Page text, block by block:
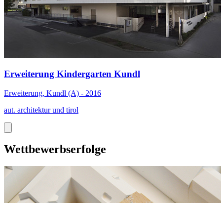
Erweiterung Kindergarten Kundl
Erweiterung, Kundl (A) - 2016
aut. architektur und tirol
Wettbewerbserfolge